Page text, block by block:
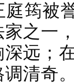
筠被
之一
深远；
清奇